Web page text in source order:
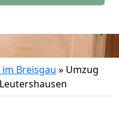
Breisgau » Umzug